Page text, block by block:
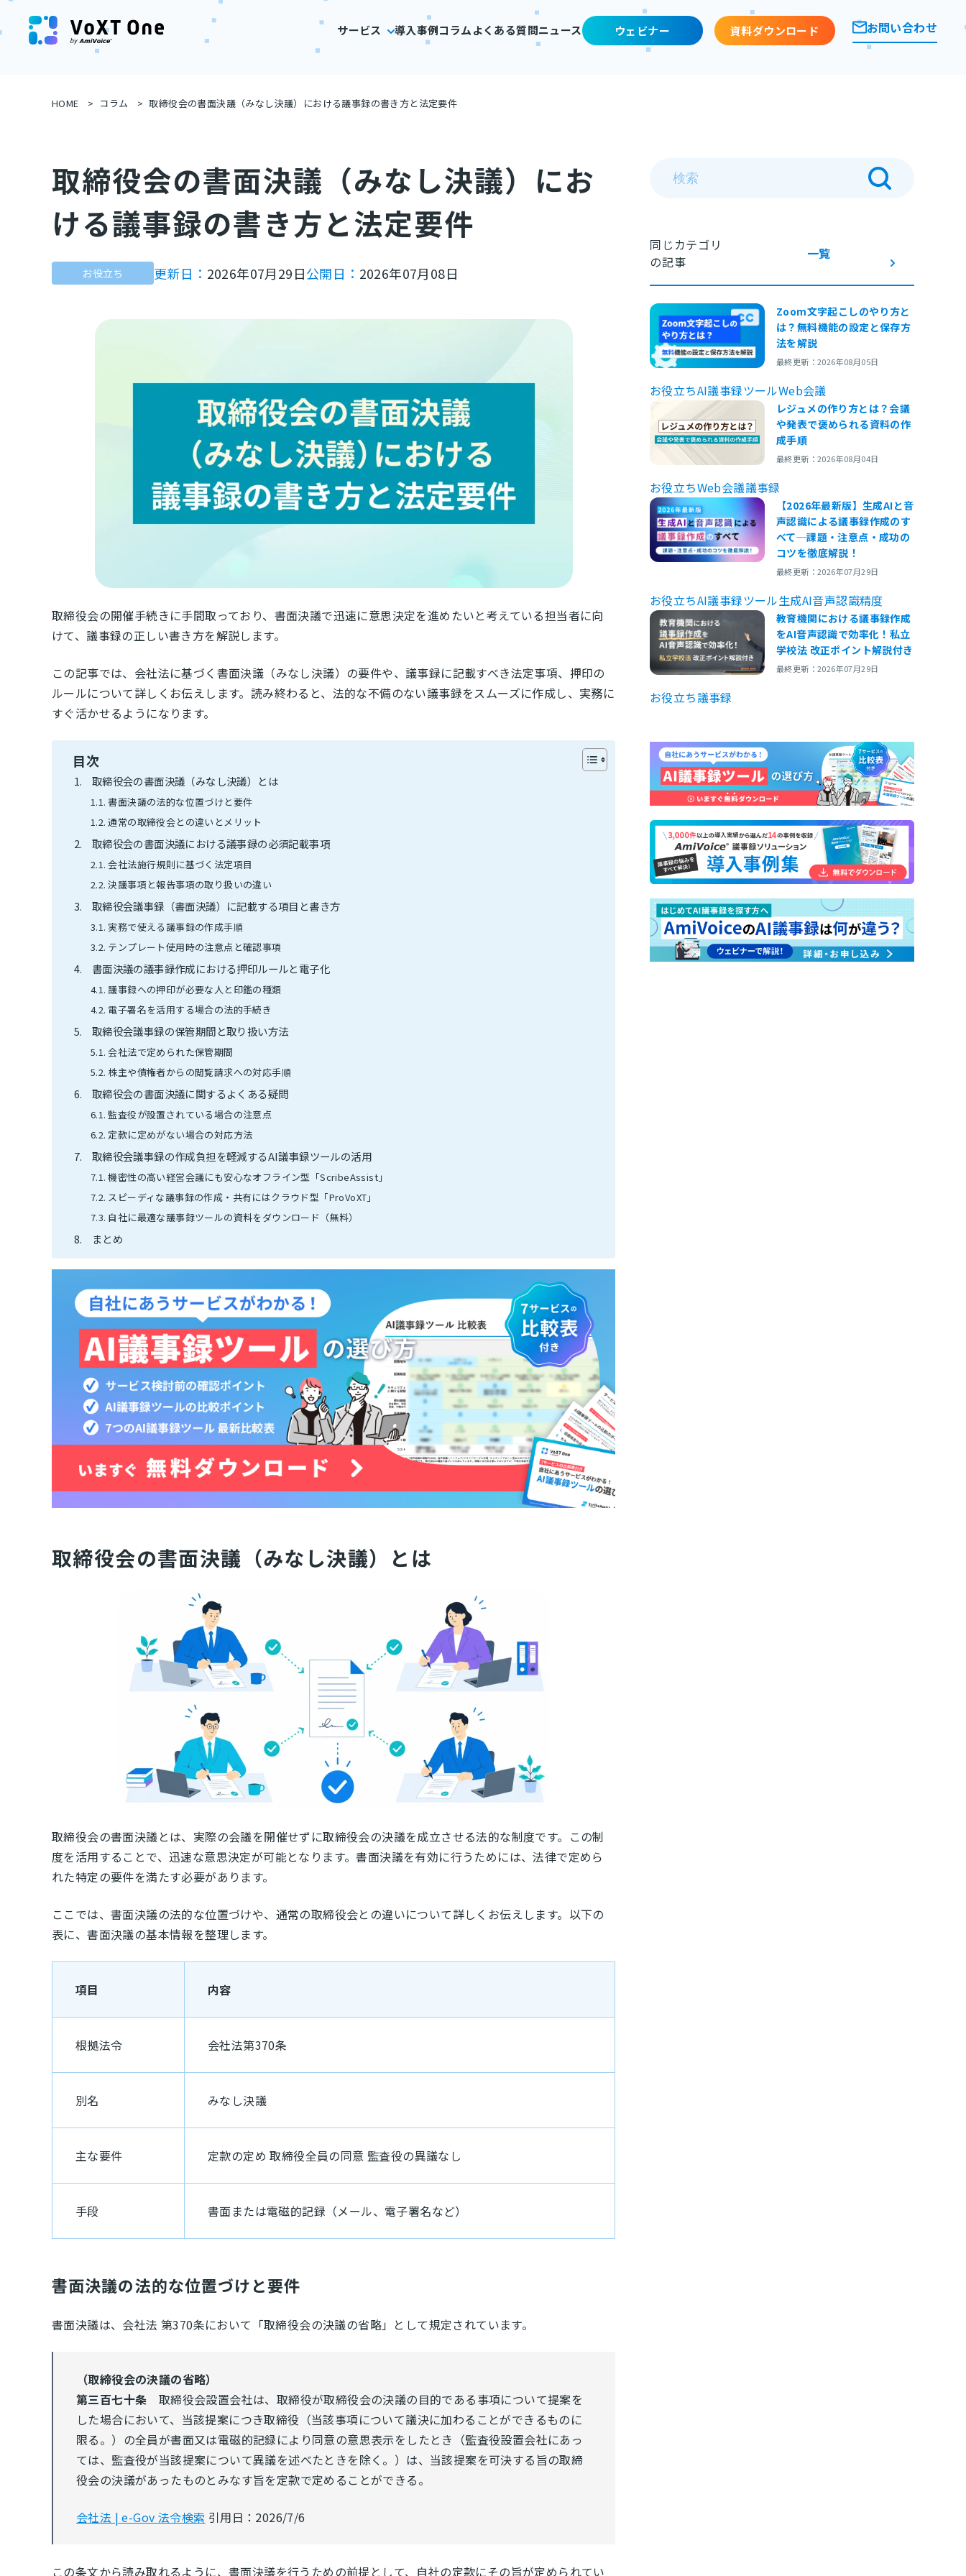
サービス 導入事例コラムよくある質問ニュース ウェビナー 資料ダウンロード お問い合わせ
HOME コラム 取締役会の書面決議（みなし決議）における議事録の書き方と法定要件
取締役会の書面決議（みなし決議）にお
ける議事録の書き方と法定要件
お役立ち 更新日： 2026年07月29日公開日： 2026年07月08日
取締役会の開催手続きに手間取っており、書面決議で迅速に意思決定を進めたいと考えている担当者に向
けて、議事録の正しい書き方を解説します。
この記事では、会社法に基づく書面決議（みなし決議）の要件や、議事録に記載すべき法定事項、押印の
ルールについて詳しくお伝えします。読み終わると、法的な不備のない議事録をスムーズに作成し、実務に
すぐ活かせるようになります。
目次
取締役会の書面決議（みなし決議）とは
書面決議の法的な位置づけと要件
通常の取締役会との違いとメリット
取締役会の書面決議における議事録の必須記載事項
会社法施行規則に基づく法定項目
決議事項と報告事項の取り扱いの違い
取締役会議事録（書面決議）に記載する項目と書き方
実務で使える議事録の作成手順
テンプレート使用時の注意点と確認事項
書面決議の議事録作成における押印ルールと電子化
議事録への押印が必要な人と印鑑の種類
電子署名を活用する場合の法的手続き
取締役会議事録の保管期間と取り扱い方法
会社法で定められた保管期間
株主や債権者からの閲覧請求への対応手順
取締役会の書面決議に関するよくある疑問
監査役が設置されている場合の注意点
定款に定めがない場合の対応方法
取締役会議事録の作成負担を軽減するAI議事録ツールの活用
機密性の高い経営会議にも安心なオフライン型「ScribeAssist」
スピーディな議事録の作成・共有にはクラウド型「ProVoXT」
自社に最適な議事録ツールの資料をダウンロード（無料）
まとめ
取締役会の書面決議（みなし決議）とは
取締役会の書面決議とは、実際の会議を開催せずに取締役会の決議を成立させる法的な制度です。この制
度を活用することで、迅速な意思決定が可能となります。書面決議を有効に行うためには、法律で定めら
れた特定の要件を満たす必要があります。
ここでは、書面決議の法的な位置づけや、通常の取締役会との違いについて詳しくお伝えします。以下の
表に、書面決議の基本情報を整理します。
項目 内容
根拠法令 会社法第370条
別名 みなし決議
主な要件 定款の定め 取締役全員の同意 監査役の異議なし
手段 書面または電磁的記録（メール、電子署名など）
書面決議の法的な位置づけと要件
書面決議は、会社法 第370条において「取締役会の決議の省略」として規定されています。
（取締役会の決議の省略）
第三百七十条 取締役会設置会社は、取締役が取締役会の決議の目的である事項について提案を
した場合において、当該提案につき取締役（当該事項について議決に加わることができるものに
限る。）の全員が書面又は電磁的記録により同意の意思表示をしたとき（監査役設置会社にあっ
ては、監査役が当該提案について異議を述べたときを除く。）は、当該提案を可決する旨の取締
役会の決議があったものとみなす旨を定款で定めることができる。
会社法 | e-Gov 法令検索 引用日：2026/7/6
この条文から読み取れるように、書面決議を行うための前提として、自社の定款にその旨が定められてい
同じカテゴリ
の記事
一覧
Zoom文字起こしのやり方と
は？無料機能の設定と保存方
法を解説
最終更新：2026年08月05日
お役立ちAI議事録ツールWeb会議
レジュメの作り方とは？会議
や発表で褒められる資料の作
成手順
最終更新：2026年08月04日
お役立ちWeb会議議事録
【2026年最新版】生成AIと音
声認識による議事録作成のす
べて─課題・注意点・成功の
コツを徹底解説！
最終更新：2026年07月29日
お役立ちAI議事録ツール生成AI音声認識精度
教育機関における議事録作成
をAI音声認識で効率化！私立
学校法 改正ポイント解説付き
最終更新：2026年07月29日
お役立ち議事録